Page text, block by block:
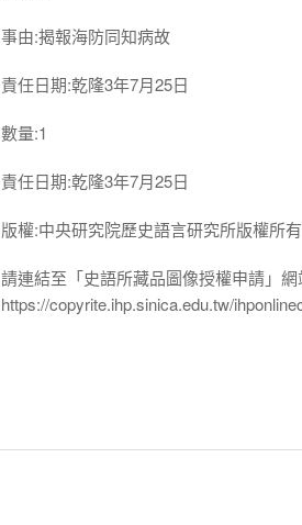
事由:揭報海防同知病故
責任日期:乾隆3年7月25日
數量:1
責任日期:乾隆3年7月25日
版權:中央研究院歷史語言研究所版權所有
請連結至「史語所藏品圖像授權申請」網
https://copyrite.ihp.sinica.edu.tw/